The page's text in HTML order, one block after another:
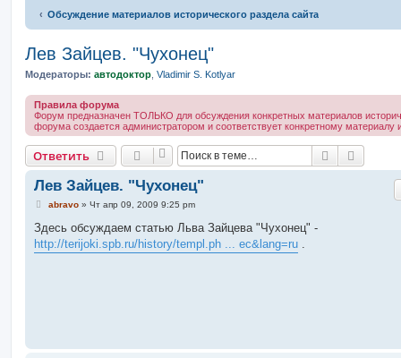
Обсуждение материалов исторического раздела сайта
Лев Зайцев. "Чухонец"
Модераторы: автодоктор Vladimir S. Kotlyar
Правила форума
Форум предназначен ТОЛЬКО для обсуждения конкретных материалов
форума создается администратором и соответствует конкретному материалу
Ответить Поиск
Лев Зайцев. "Чухонец"
С
о
б
щ
abravo» Чт апр 09, 2009 9:25 pm
Здесь обсуждаем статью Льва Зайцева "Чухонец" -
http://terijoki.spb.ru/history/templ.ph ... ec&lang=ru .